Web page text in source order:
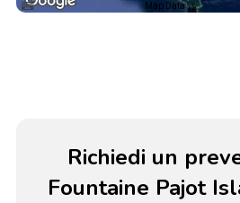
Map Data
Richiedi un
Fountaine Pajot